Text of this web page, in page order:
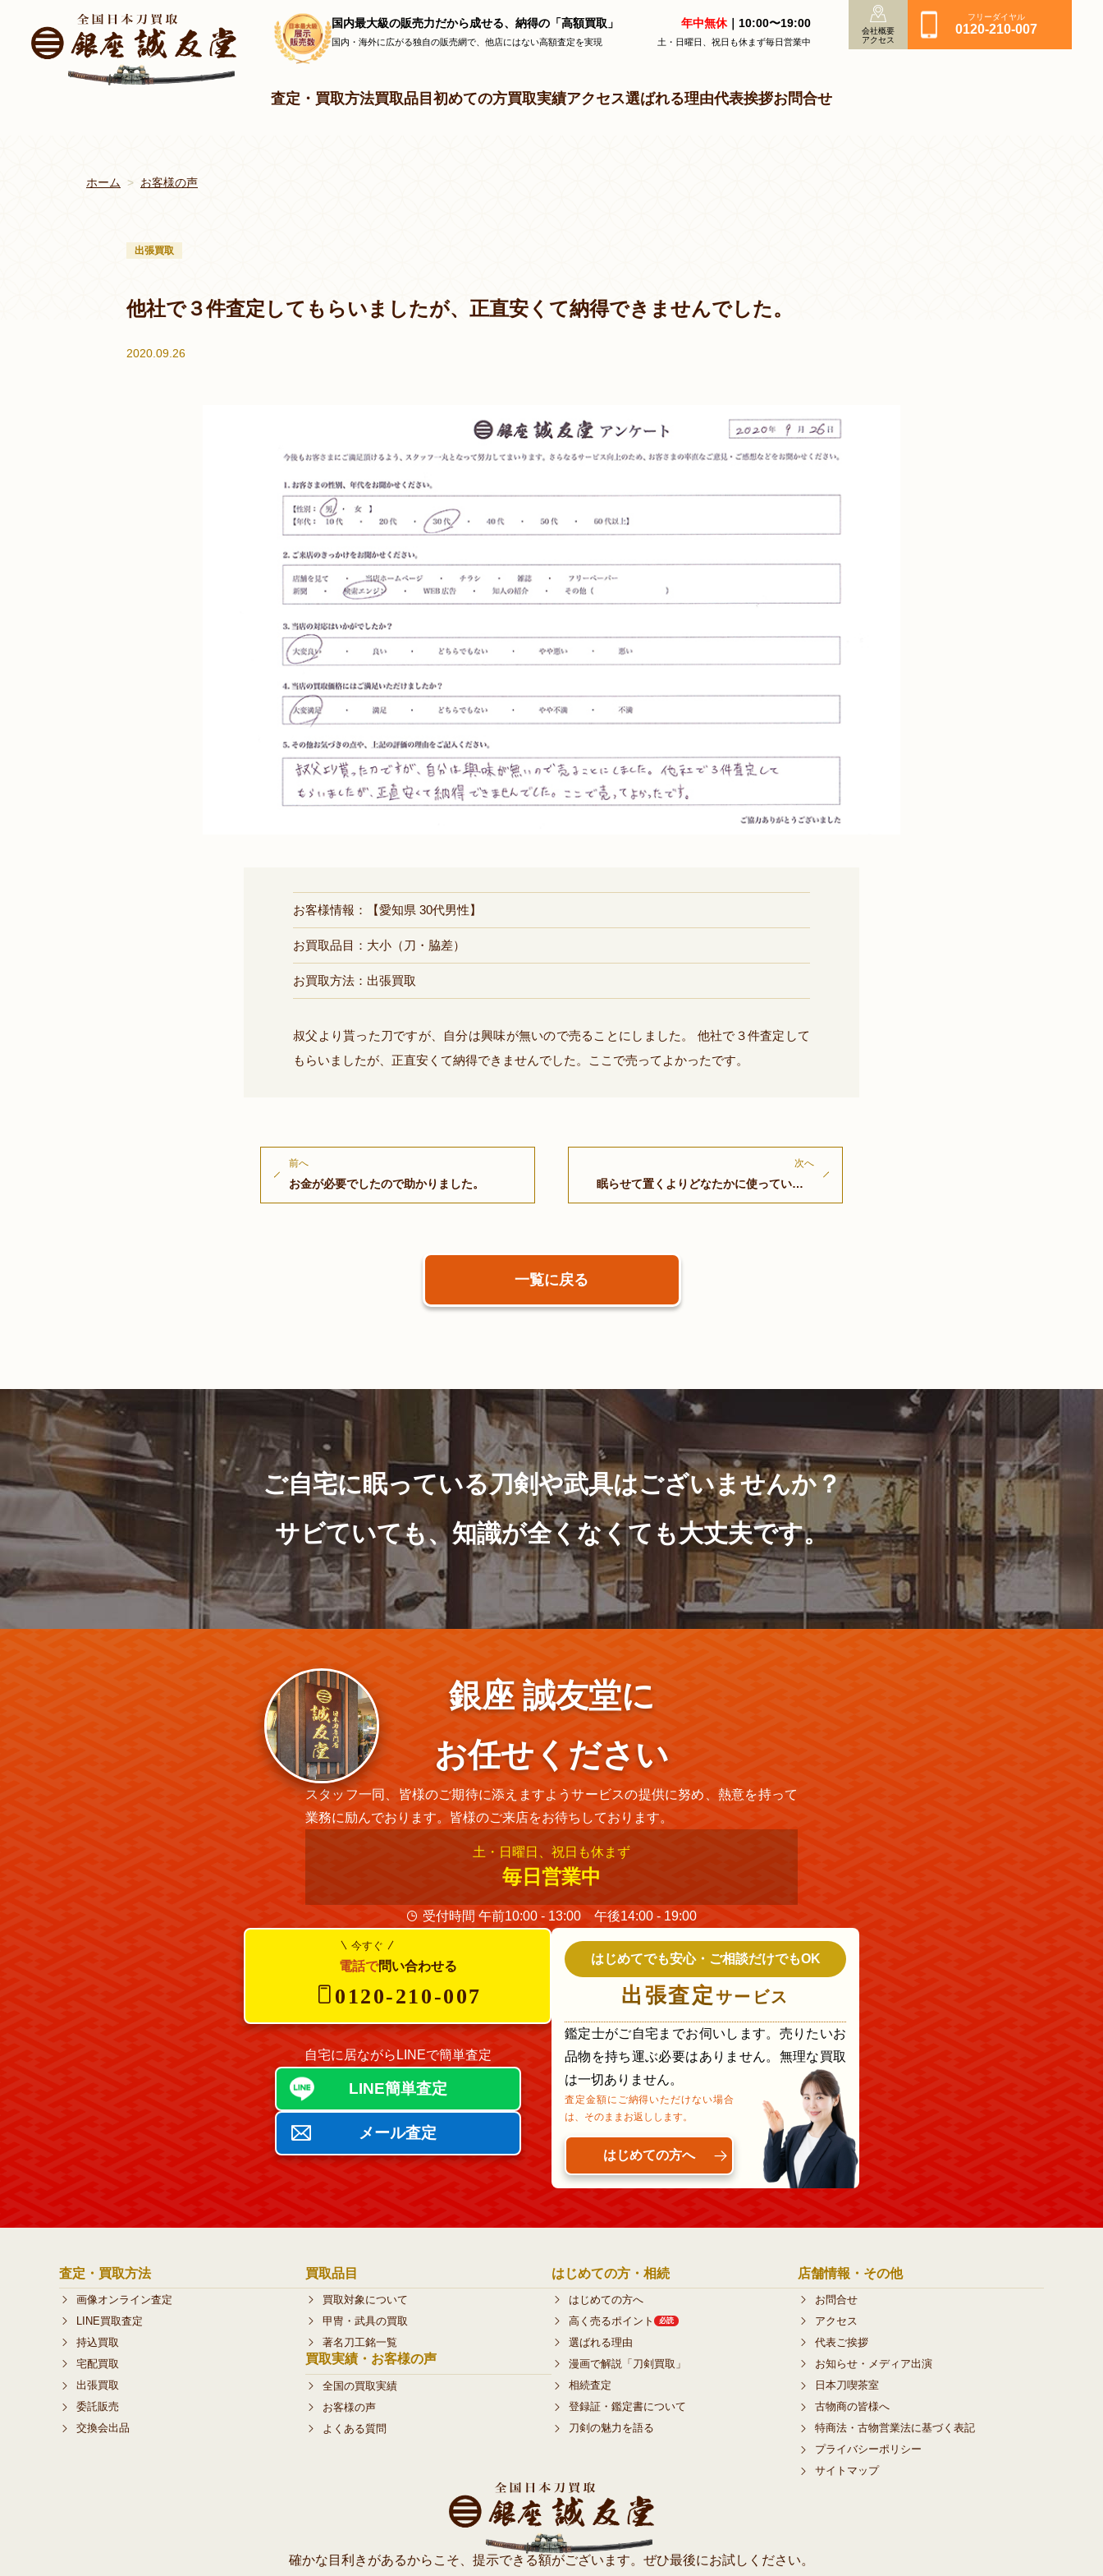
国内最大級の販売力だから成せる、納得の「高額買取」
国内・海外に広がる独自の販売網で、他店にはない高額査定を実現
年中無休｜10:00〜19:00
土・日曜日、祝日も休まず毎日営業中
会社概要
アクセス
フリーダイヤル
0120-210-007
査定・買取方法買取品目初めての方買取実績アクセス選ばれる理由代表挨拶お問合せ
ホーム お客様の声
出張買取
他社で３件査定してもらいましたが、正直安くて納得できませんでした。
2020.09.26
お客様情報：【愛知県 30代男性】
お買取品目：大小（刀・脇差）
お買取方法：出張買取
叔父より貰った刀ですが、自分は興味が無いので売ることにしました。 他社で３件査定して
もらいましたが、正直安くて納得できませんでした。ここで売ってよかったです。
前へ
お金が必要でしたので助かりました。
次へ
眠らせて置くよりどなたかに使っていただく…
一覧に戻る
ご自宅に眠っている刀剣や武具はございませんか？
サビていても、知識が全くなくても大丈夫です。
銀座 誠友堂に
お任せください
スタッフ一同、皆様のご期待に添えますようサービスの提供に努め、熱意を持って
業務に励んでおります。皆様のご来店をお待ちしております。
土・日曜日、祝日も休まず
毎日営業中
受付時間 午前10:00 - 13:00 午後14:00 - 19:00
今すぐ
電話で問い合わせる
0120-210-007
自宅に居ながらLINEで簡単査定
LINE簡単査定
メール査定
はじめてでも安心・ご相談だけでもOK
出張査定サービス
鑑定士がご自宅までお伺いします。売りたいお
品物を持ち運ぶ必要はありません。無理な買取
は一切ありません。
査定金額にご納得いただけない場合
は、そのままお返しします。
はじめての方へ
査定・買取方法
画像オンライン査定
LINE買取査定
持込買取
宅配買取
出張買取
委託販売
交換会出品
買取品目
買取対象について
甲冑・武具の買取
著名刀工銘一覧
買取実績・お客様の声
全国の買取実績
お客様の声
よくある質問
はじめての方・相続
はじめての方へ
高く売るポイント
必読
選ばれる理由
漫画で解説「刀剣買取」
相続査定
登録証・鑑定書について
刀剣の魅力を語る
店舗情報・その他
お問合せ
アクセス
代表ご挨拶
お知らせ・メディア出演
日本刀喫茶室
古物商の皆様へ
特商法・古物営業法に基づく表記
プライバシーポリシー
サイトマップ
確かな目利きがあるからこそ、提示できる額がございます。ぜひ最後にお試しください。